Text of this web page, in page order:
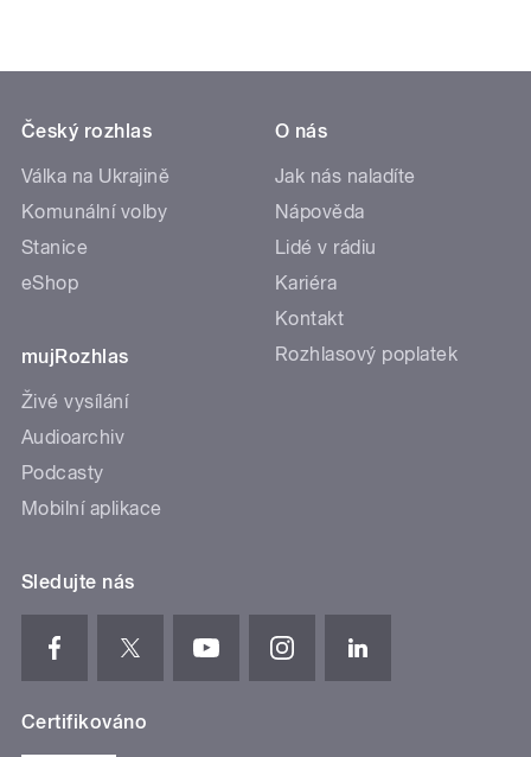
Český rozhlas
Válka na Ukrajině
Komunální volby
Stanice
eShop
mujRozhlas
Živé vysílání
Audioarchiv
Podcasty
Mobilní aplikace
O nás
Jak nás naladíte
Nápověda
Lidé v rádiu
Kariéra
Kontakt
Rozhlasový poplatek
Sledujte nás
Certifikováno